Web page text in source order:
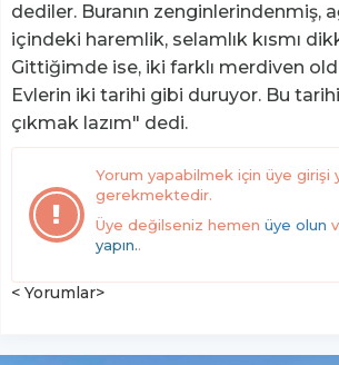
dediler. Buranın zenginlerindenmiş,
içindeki haremlik, selamlık kısmı
Gittiğimde ise, iki farklı merdiven
Evlerin iki tarihi gibi duruyor. Bu
çıkmak lazım" dedi.
Yorum yapabilmek için üye girişi
gerekmektedir.
Üye değilseniz hemen üye olun
yapın..
< Yorumlar>